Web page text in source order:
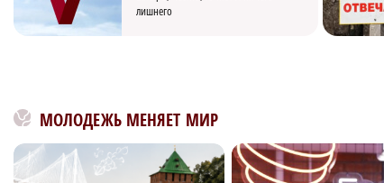
лишнего
МОЛОДЕЖЬ МЕНЯЕТ МИР